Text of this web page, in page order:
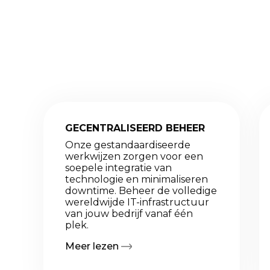
GECENTRALISEERD BEHEER
Onze gestandaardiseerde
werkwijzen zorgen voor een
soepele integratie van
technologie en minimaliseren
downtime. Beheer de volledige
wereldwijde IT-infrastructuur
van jouw bedrijf vanaf één
plek.
Meer lezen